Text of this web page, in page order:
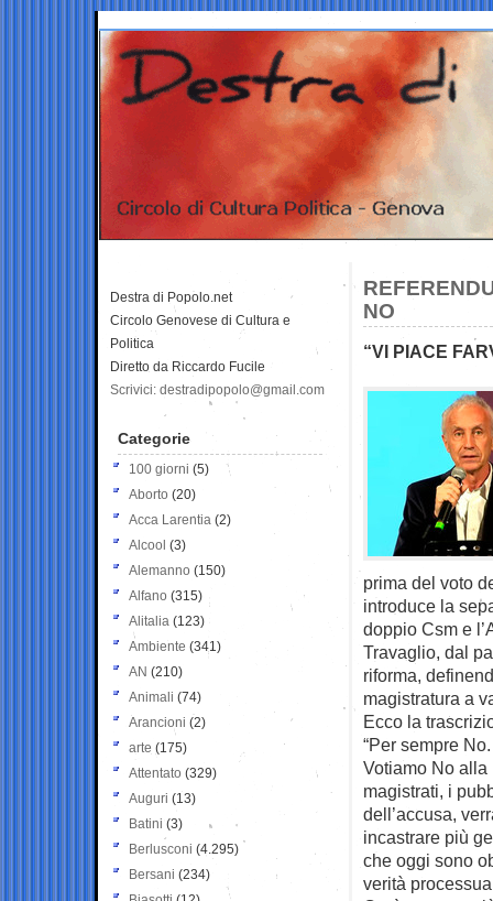
NO
“VI PIACE
prima del voto
introduce la
doppio Csm e
Travaglio, dal
riforma,
magistratura a
Ecco la
“Per sempre No.
Votiamo No
magistrati, i
dell’accusa,
incastrare più
che oggi sono
verità
Destra di Popolo.net
Circolo Genovese di Cultura e
Politica
Diretto da Riccardo Fucile
Scrivici: destradipopolo@gmail.com
Categorie
100 giorni (5)
Aborto (20)
Acca Larentia (2)
Alcool (3)
Alemanno (150)
Alfano (315)
Alitalia (123)
Ambiente (341)
AN (210)
Animali (74)
Arancioni (2)
arte (175)
Attentato (329)
Auguri (13)
Batini (3)
Berlusconi (4.295)
Bersani (234)